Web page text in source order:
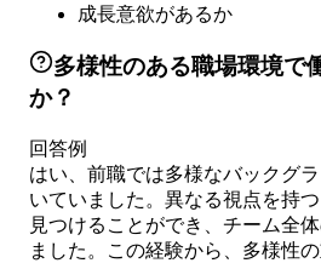
成長意欲があるか
多様性のある職場環境で
か？
回答例
はい、前職では多様なバックグ
いていました。異なる視点を持
見つけることができ、チーム全
ました。この経験から、多様性